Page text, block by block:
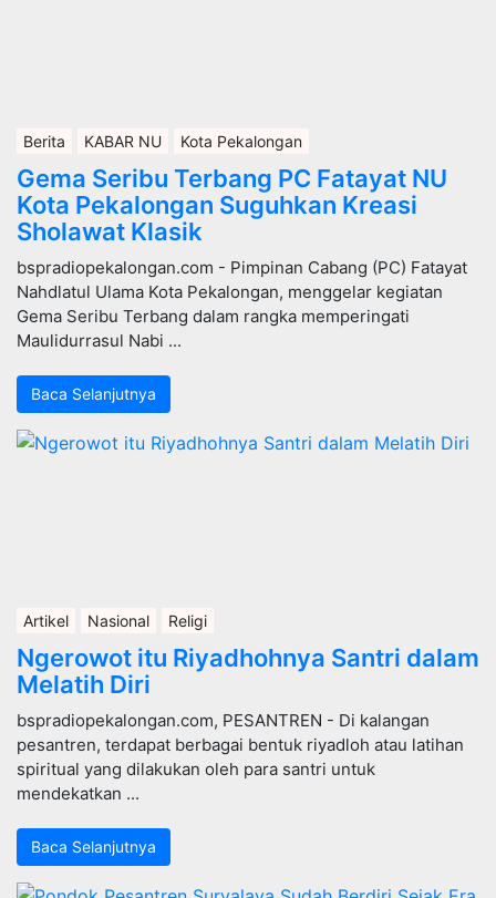
Berita KABAR NU Kota Pekalongan
Gema Seribu Terbang PC Fatayat NU
Kota Pekalongan Suguhkan Kreasi
Sholawat Klasik
bspradiopekalongan.com - Pimpinan Cabang (PC) Fatayat
Nahdlatul Ulama Kota Pekalongan, menggelar kegiatan
Gema Seribu Terbang dalam rangka memperingati
Maulidurrasul Nabi ...
Baca Selanjutnya
Artikel Nasional Religi
Ngerowot itu Riyadhohnya Santri dalam
Melatih Diri
bspradiopekalongan.com, PESANTREN - Di kalangan
pesantren, terdapat berbagai bentuk riyadloh atau latihan
spiritual yang dilakukan oleh para santri untuk
mendekatkan ...
Baca Selanjutnya